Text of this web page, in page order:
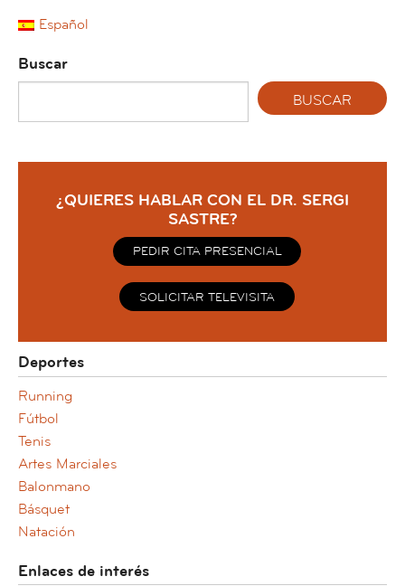
Español
Buscar
¿QUIERES HABLAR CON EL DR. SERGI
SASTRE?
PEDIR CITA PRESENCIAL
SOLICITAR TELEVISITA
Deportes
Running
Fútbol
Tenis
Artes Marciales
Balonmano
Básquet
Natación
Enlaces de interés